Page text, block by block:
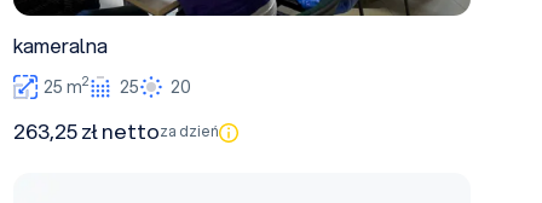
kameralna
25 m2 25 20
263,25 zł nettoza dzień